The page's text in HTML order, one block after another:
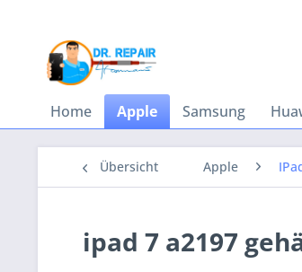
Home Apple Samsung
Übersicht Apple
ipad 7 a2197